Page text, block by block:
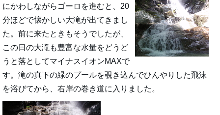
にかわしながらゴーロを進むと、20
分ほどで懐かしい大滝が出てきまし
た。前に来たときもそうでしたが、
この日の大滝も豊富な水量をどうど
うと落としてマイナスイオンMAXで
す。滝の真下の緑のプールを覗き込んでひんやりした飛沫
を浴びてから、右岸の巻き道に入りました。